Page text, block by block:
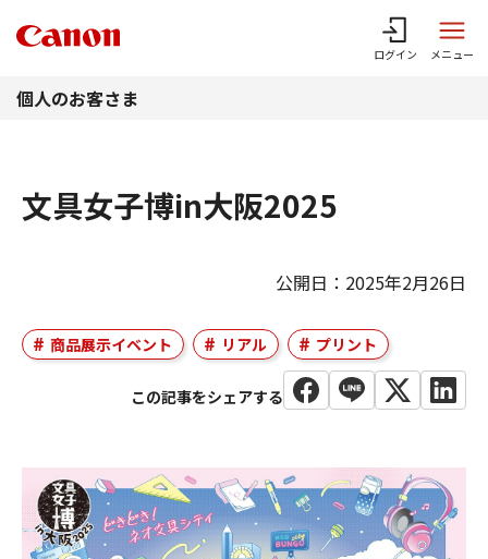
ログイン メニュー
個人のお客さま
文具女子博in大阪2025
公開日：2025年2月26日
商品展示イベント リアル プリント